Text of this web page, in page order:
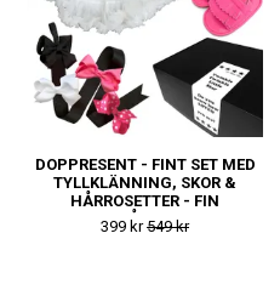
DOPPRESENT - FINT SET MED
TYLLKLÄNNING, SKOR &
HÅRROSETTER - FIN
DOPGÅVA ELLER
NAMNGIVNINGSPRESENT
399 kr549 kr